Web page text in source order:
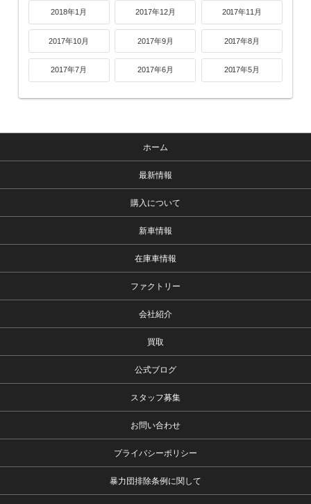
2018年1月 2017年12月 2017年11月
2017年10月 2017年9月 2017年8月
2017年7月 2017年6月 2017年5月
ホーム
最新情報
購入について
新車情報
在庫車情報
ファクトリー
会社紹介
買取
公式ブログ
スタッフ募集
お問い合わせ
プライバシーポリシー
暴力団排除条例に関して